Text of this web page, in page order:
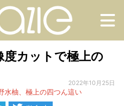
度カットで極上の
2022年10月25日
水柚、極上の四つん這い